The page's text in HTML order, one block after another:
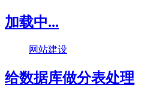
加载中...
网站建设
给数据库做分表处理